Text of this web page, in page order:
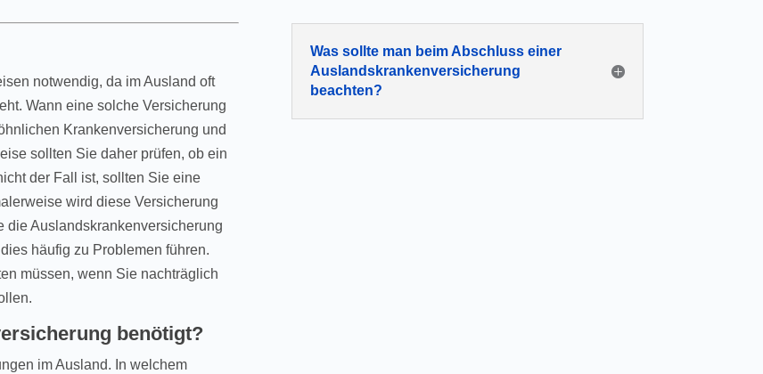
notwendig, da im Ausland oft
Wann eine solche Versicherung
Krankenversicherung und
sollten Sie daher prüfen, ob ein
der Fall ist, sollten Sie eine
wird diese Versicherung
die Auslandskrankenversicherung
häufig zu Problemen führen.
müssen, wenn Sie nachträglich
benötigt?
im Ausland. In welchem
Was sollte man beim Abschluss einer
Auslandskrankenversicherung
beachten?